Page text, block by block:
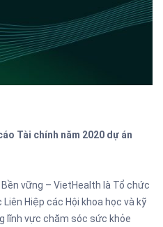
Tài chính năm 2020 dự án
vững – VietHealth là Tổ chức
Hiệp các Hội khoa học và kỹ
lĩnh vực chăm sóc sức khỏe